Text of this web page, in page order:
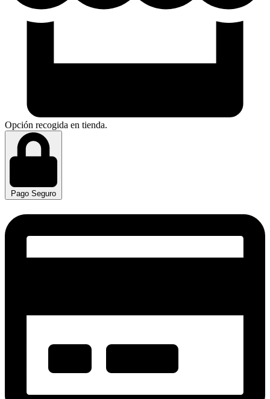
Opción recogida en tienda.
Pago Seguro